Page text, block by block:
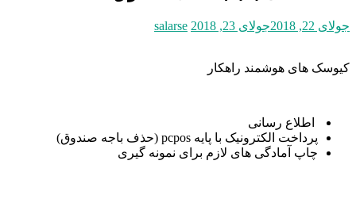
جولای 22, 2018 جولای 23, 2018 salarse
کیوسک های هوشمند راهکار
اطلاع رسانی
پرداخت الکترونیک با پایه pcpos (حذف باجه صندوق)
چاپ آمادگی های لازم برای نمونه گیری